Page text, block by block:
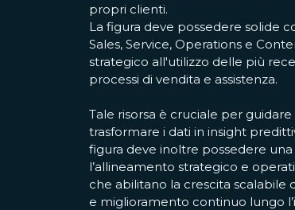
propri clienti.
La figura deve possedere solide
Sales, Service, Operations e
strategico all'utilizzo delle più
processi di vendita e assistenza.
Tale risorsa è cruciale per
trasformare i dati in insight
figura deve inoltre possedere
l’allineamento strategico e
che abilitano la crescita
e miglioramento continuo lungo